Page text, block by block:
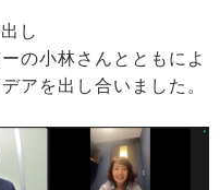
し
小林さんとともによ
アを出し合いました。